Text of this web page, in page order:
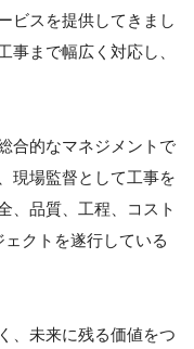
ビスを提供してきまし
事まで幅広く対応し、
合的なマネジメントで
現場監督として工事を
、品質、工程、コスト
クトを遂行している
、未来に残る価値をつ